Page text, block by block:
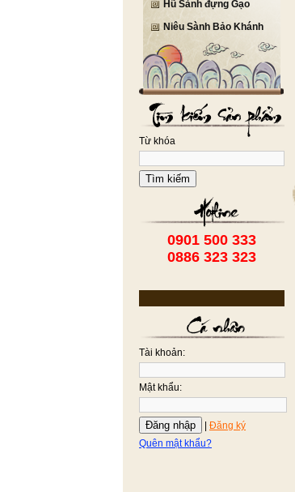
Hũ Sành đựng Gạo
Niêu Sành Bảo Khánh
Từ khóa
Tìm kiếm
0901 500 333
0886 323 323
Tài khoản:
Mật khẩu:
Đăng nhập
Đăng ký
Quên mật khẩu?